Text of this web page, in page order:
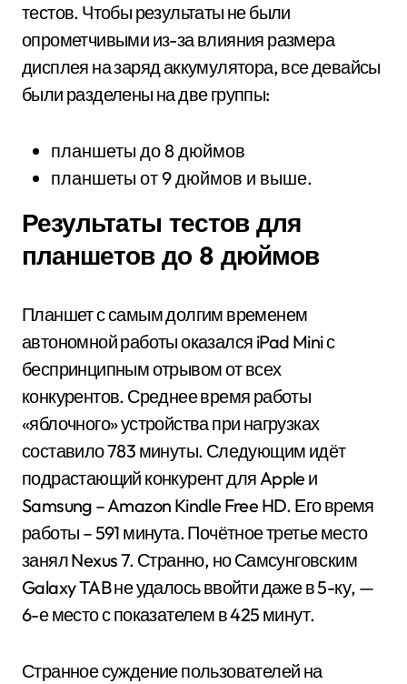
тестов. Чтобы результаты не были
опрометчивыми из-за влияния размера
дисплея на заряд аккумулятора, все девайсы
были разделены на две группы:
планшеты до 8 дюймов
планшеты от 9 дюймов и выше.
Результаты тестов для
планшетов до 8 дюймов
Планшет с самым долгим временем
автономной работы оказался iPad Mini с
беспринципным отрывом от всех
конкурентов. Среднее время работы
«яблочного» устройства при нагрузках
составило 783 минуты. Следующим идёт
подрастающий конкурент для Apple и
Samsung – Amazon Kindle Free HD. Его время
работы – 591 минута. Почётное третье место
занял Nexus 7. Странно, но Самсунговским
Galaxy TAB не удалось ввойти даже в 5-ку, —
6-е место с показателем в 425 минут.
Странное суждение пользователей на